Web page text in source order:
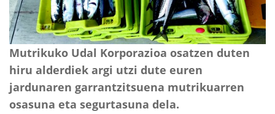
Mutrikuko Udal Korporazioa osatzen duten
hiru alderdiek argi utzi dute euren
jardunaren garrantzitsuena mutrikuarren
osasuna eta segurtasuna dela.